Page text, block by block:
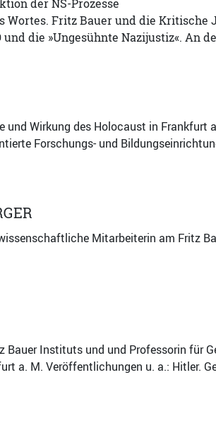
der NS-Prozesse
Wortes. Fritz Bauer und die Kritische
die »Ungesühnte Nazijustiz«. An
und Wirkung des Holocaust in
Forschungs- und
Mitarbeiterin am Fritz
Bauer Instituts und und Professorin für
a. M. Veröffentlichungen u. a.: Hitler.